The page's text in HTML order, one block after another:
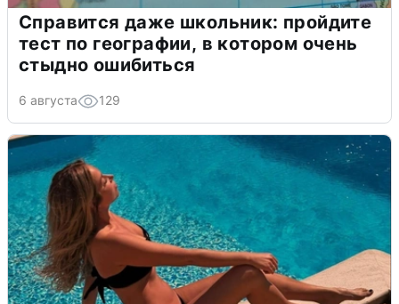
Справится даже школьник: пройдите
тест по географии, в котором очень
стыдно ошибиться
6 августа 129